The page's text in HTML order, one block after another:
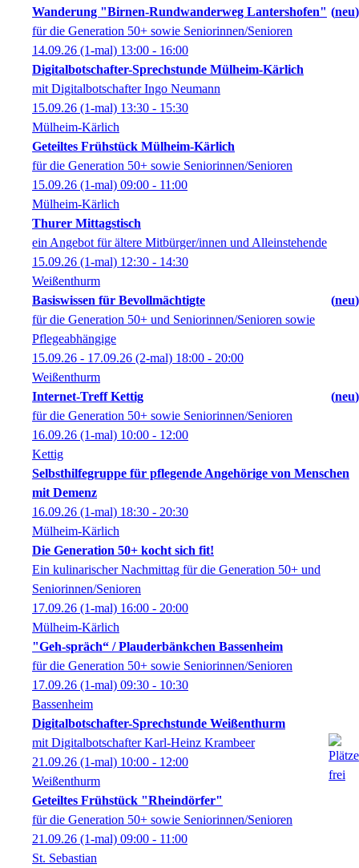
Wanderung "Birnen-Rundwanderweg Lantershofen"
neu
für die Generation 50+ sowie Seniorinnen/Senioren
14.09.26 (1-mal) 13:00 - 16:00
Digitalbotschafter-Sprechstunde Mülheim-Kärlich
mit Digitalbotschafter Ingo Neumann
15.09.26 (1-mal) 13:30 - 15:30
Mülheim-Kärlich
Geteiltes Frühstück Mülheim-Kärlich
für die Generation 50+ sowie Seniorinnen/Senioren
15.09.26 (1-mal) 09:00 - 11:00
Mülheim-Kärlich
Thurer Mittagstisch
ein Angebot für ältere Mitbürger/innen und Alleinstehende
15.09.26 (1-mal) 12:30 - 14:30
Weißenthurm
Basiswissen für Bevollmächtigte
neu
für die Generation 50+ und Seniorinnen/Senioren sowie
Pflegeabhängige
15.09.26 - 17.09.26 (2-mal) 18:00 - 20:00
Weißenthurm
Internet-Treff Kettig
neu
für die Generation 50+ sowie Seniorinnen/Senioren
16.09.26 (1-mal) 10:00 - 12:00
Kettig
Selbsthilfegruppe für pflegende Angehörige von Menschen
mit Demenz
16.09.26 (1-mal) 18:30 - 20:30
Mülheim-Kärlich
Die Generation 50+ kocht sich fit!
Ein kulinarischer Nachmittag für die Generation 50+ und
Seniorinnen/Senioren
17.09.26 (1-mal) 16:00 - 20:00
Mülheim-Kärlich
"Geh-spräch“ / Plauderbänkchen Bassenheim
für die Generation 50+ sowie Seniorinnen/Senioren
17.09.26 (1-mal) 09:30 - 10:30
Bassenheim
Digitalbotschafter-Sprechstunde Weißenthurm
mit Digitalbotschafter Karl-Heinz Krambeer
21.09.26 (1-mal) 10:00 - 12:00
Weißenthurm
Geteiltes Frühstück "Rheindörfer"
für die Generation 50+ sowie Seniorinnen/Senioren
21.09.26 (1-mal) 09:00 - 11:00
St. Sebastian